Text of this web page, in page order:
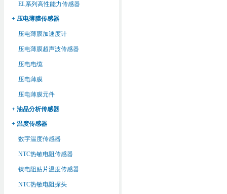
EL系列高性能力传感器
+ 压电薄膜传感器
压电薄膜加速度计
压电薄膜超声波传感器
压电电缆
压电薄膜
压电薄膜元件
+ 油品分析传感器
+ 温度传感器
数字温度传感器
NTC热敏电阻传感器
镍电阻贴片温度传感器
NTC热敏电阻探头